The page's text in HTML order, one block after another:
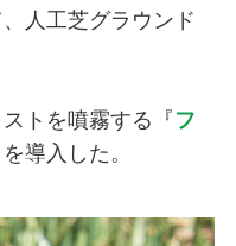
人工芝グラウンド
トを噴霧する『フ
を導入した。